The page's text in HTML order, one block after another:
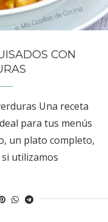
CON
Una receta
para tus menús
un plato completo,
utilizamos